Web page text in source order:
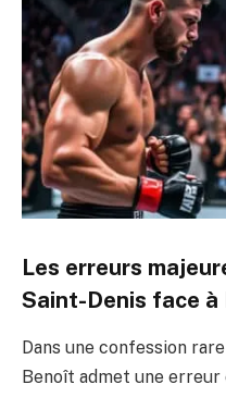
Les erreurs
Saint-Denis face à
Dans une confession
Benoît admet une erreur